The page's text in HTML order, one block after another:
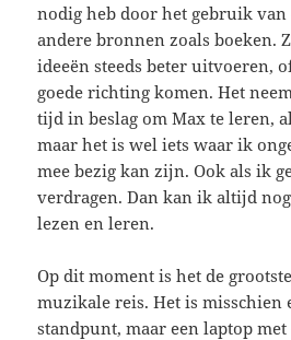
nodig heb door het gebruik
andere bronnen zoals boeken.
ideeën steeds beter uitvoeren,
goede richting komen. Het
tijd in beslag om Max te leren,
maar het is wel iets waar ik
mee bezig kan zijn. Ook als ik
verdragen. Dan kan ik altijd
lezen en leren.
Op dit moment is het de
muzikale reis. Het is misschien
standpunt, maar een laptop